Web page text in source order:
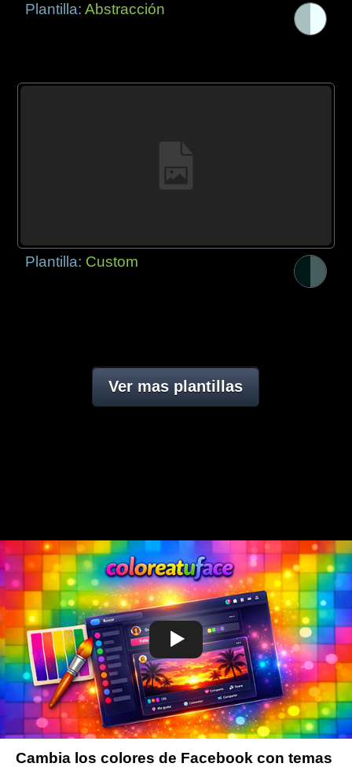
Plantilla:Abstracción
Plantilla: Custom
Ver mas plantillas
Cambia los colores de Facebook con temas